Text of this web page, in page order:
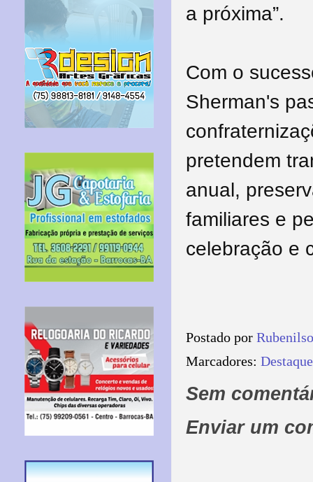
a próxima”.
Com o
Sherman's
pretendem
anual,
familiares e
celebração e
Postado por
Marcadores: Destaque
Sem
Enviar um